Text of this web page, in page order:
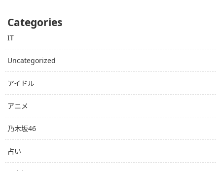
Categories
IT
Uncategorized
アイドル
アニメ
乃木坂46
占い